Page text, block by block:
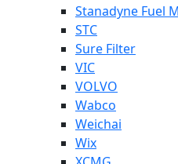
Stanadyne Fuel
STC
Sure Filter
VIC
VOLVO
Wabco
Weichai
Wix